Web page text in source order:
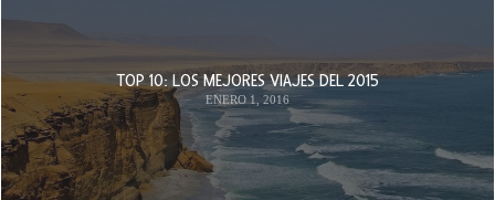
TOP 10: LOS MEJORES VIAJES DEL 2015
ENERO 1, 2016